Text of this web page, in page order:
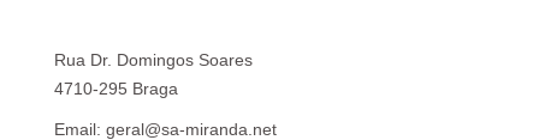
Rua Dr. Domingos Soares
4710-295 Braga
Email: geral@sa-miranda.net